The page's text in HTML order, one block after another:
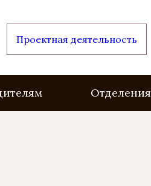
Проектная деятельность
Отделения